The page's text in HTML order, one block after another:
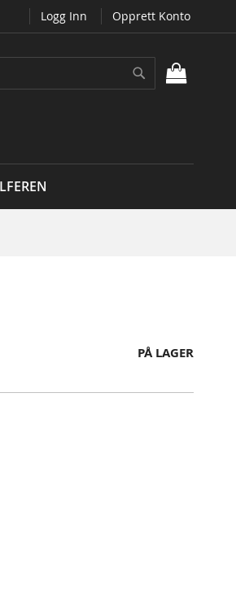
Logg Inn Opprett Konto
PÅ LAGER